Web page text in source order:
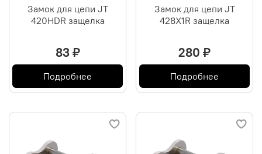
Замок для цепи JT
420HDR защелка
83 ₽
Подробнее
Замок для цепи JT
428X1R защелка
280 ₽
Подробнее